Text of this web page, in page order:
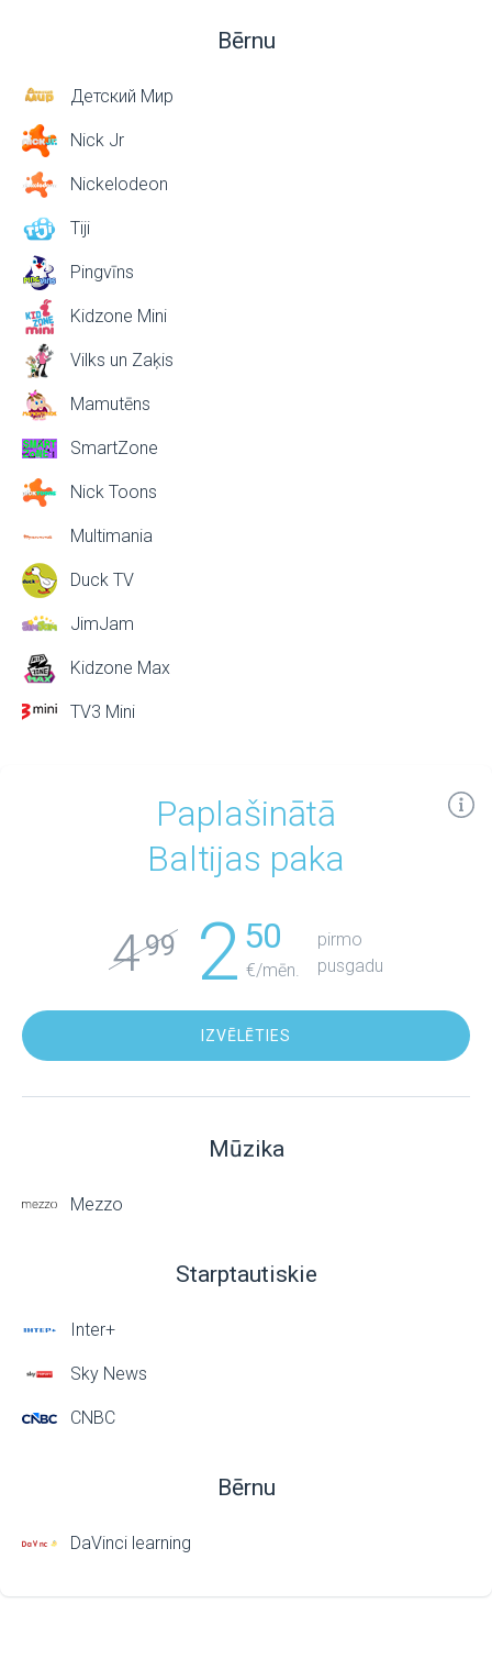
Bērnu
Детский Мир
Nick Jr
Nickelodeon
Tiji
Pingvīns
Kidzone Mini
Vilks un Zaķis
Mamutēns
SmartZone
Nick Toons
Multimania
Duck TV
JimJam
Kidzone Max
TV3 Mini
Paplašinātā
Baltijas paka
499 2 50
€/mēn.
pirmo
pusgadu
IZVĒLĒTIES
Mūzika
Mezzo
Starptautiskie
Inter+
Sky News
CNBC
Bērnu
DaVinci learning